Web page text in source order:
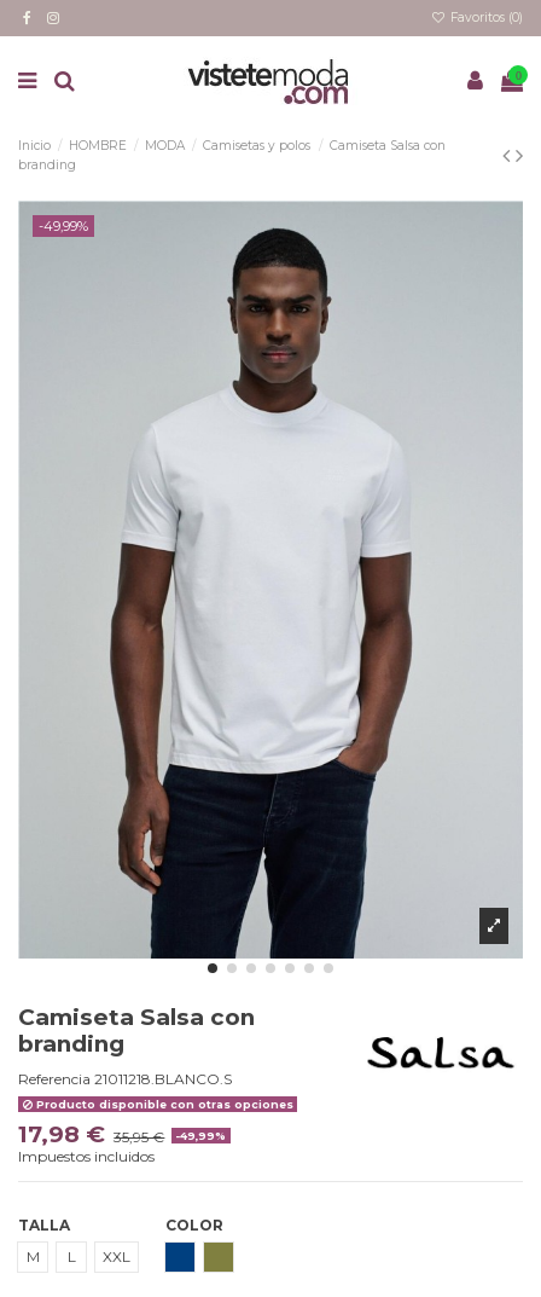
Favoritos (0)
0
Inicio HOMBRE MODA Camisetas y polos
Camiseta Salsa con
branding
-49,99%
Camiseta Salsa con
branding
Referencia 21011218.BLANCO.S
Producto disponible con otras opciones
17,98 € 35,95 € -49,99%
Impuestos incluidos
TALLA
M
L XXL
COLOR